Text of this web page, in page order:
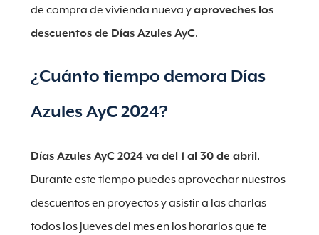
de compra de vivienda nueva yaproveches los
descuentos de Días Azules AyC.
¿Cuánto tiempo demora Días
Azules AyC 2024?
Días Azules AyC 2024 va del 1 al 30 de abril .
Durante este tiempo puedes aprovechar nuestros
descuentos en proyectos y asistir a las charlas
todos los jueves del mes en los horarios que te